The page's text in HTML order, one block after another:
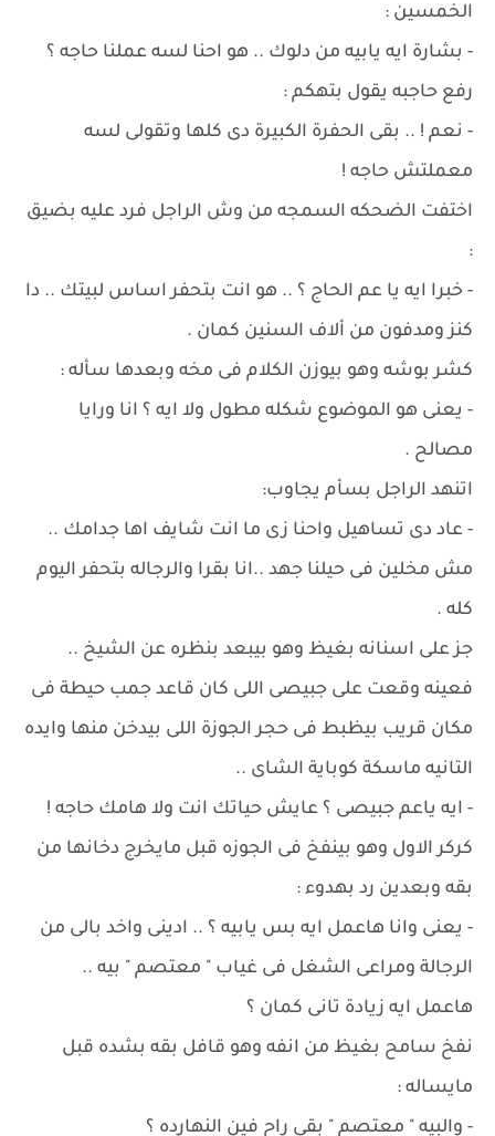
الخمسين :
- بشارة ايه يابيه من دلوك .. هو احنا لسه عملنا حاجه ؟
رفع حاجبه يقول بتهكم :
- نعم ! .. بقى الحفرة الكبيرة دى كلها وتقولى لسه
معملتش حاجه !
اختفت الضحكه السمجه من وش الراجل فرد عليه بضيق
:
- خبرا ايه يا عم الحاج ؟ .. هو انت بتحفر اساس لبيتك .. دا
كنز ومدفون من ألاف السنين كمان .
كشر بوشه وهو بيوزن الكلام فى مخه وبعدها سأله :
- يعنى هو الموضوع شكله مطول ولا ايه ؟ انا ورايا
مصالح .
اتنهد الراجل بسأم يجاوب:
- عاد دى تساهيل واحنا زى ما انت شايف اها جدامك ..
مش مخلين فى حيلنا جهد ..انا بقرا والرجاله بتحفر اليوم
كله .
جز على اسنانه بغيظ وهو بيبعد بنظره عن الشيخ ..
فعينه وقعت على جبيصى اللى كان قاعد جمب حيطة فى
مكان قريب بيظبط فى حجر الجوزة اللى بيدخن منها وايده
التانيه ماسكة كوباية الشاى ..
- ايه ياعم جبيصى ؟ عايش حياتك انت ولا هامك حاجه !
كركر الاول وهو بينفخ فى الجوزه قبل مايخرج دخانها من
بقه وبعدين رد بهدوء :
- يعنى وانا هاعمل ايه بس يابيه ؟ .. ادينى واخد بالى من
الرجالة ومراعى الشغل فى غياب " معتصم " بيه ..
هاعمل ايه زيادة تانى كمان ؟
نفخ سامح بغيظ من انفه وهو قافل بقه بشده قبل
مايساله :
- والبيه " معتصم " بقى راح فين النهارده ؟